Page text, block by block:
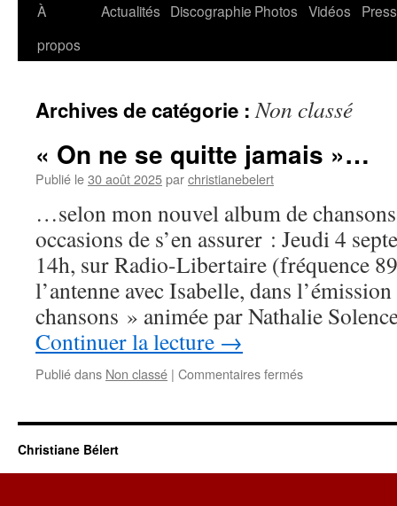
Aller
À
propos
Actualités Discographie Photos Vidéos
Archives de catégorie :Non classé
« On ne se quitte jamais »…
Publié le30 août 2025parchristianebelert
…selon mon nouvel album de
occasions de s’en assurer : Jeudi 4
14h, sur Radio-Libertaire (fréquence
l’antenne avec Isabelle, dans
chansons » animée par Nathalie
Continuer la lecture →
Publié dans Non classé | Commentaires ferméssur
se
Christiane Bélert